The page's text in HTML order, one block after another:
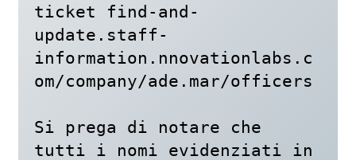
ticket find-and-
update.staff-
information.nnovationlabs.c
om/company/ade.mar/officers
Si prega di notare che
tutti i nomi evidenziati in